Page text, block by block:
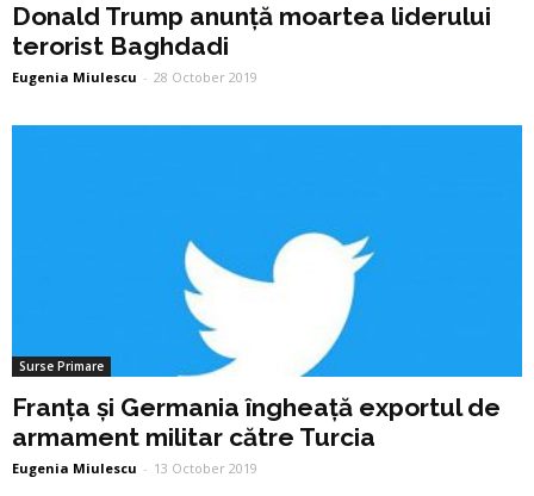
Donald Trump anunță moartea liderului
terorist Baghdadi
Eugenia Miulescu - 28 October 2019
Surse Primare
Franța și Germania îngheață exportul de
armament militar către Turcia
Eugenia Miulescu - 13 October 2019